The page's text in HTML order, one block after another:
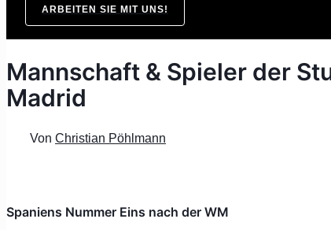
ARBEITEN SIE MIT UNS!
Mannschaft & Spieler der
Madrid
Von Christian Pöhlmann
Spaniens Nummer Eins nach der WM